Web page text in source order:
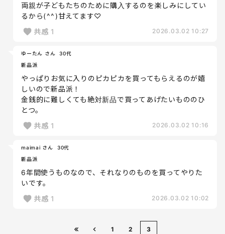
両親が子どもたちのために購入するのを楽しみにしてい
るから(⁠^⁠^⁠)甘えてます♡
共感 1 2026.03.02 10:27
ゆーたん さん
30代
新品派
やっぱりお気に入りのピカピカを買ってもらえるのが嬉
しいので新品派！
金銭的に難しくても絶対新品で買ってあげたいもののひ
とつ。
共感 1 2026.03.02 10:16
maimai さん
30代
新品派
6年間使うものなので、それなりのものを買ってやりた
いです。
共感 1 2026.03.02 10:02
1 2 3